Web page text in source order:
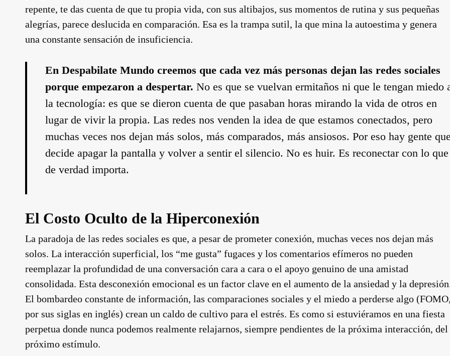
repente, te das cuenta de que tu propia vida, con sus altibajos, sus momentos de rutina y sus pequeñas
alegrías, parece deslucida en comparación. Esa es la trampa sutil, la que mina la autoestima y genera
una constante sensación de insuficiencia.
En Despabilate Mundo creemos que cada vez más personas dejan las redes sociales
porque empezaron a despertar. No es que se vuelvan ermitaños ni que le tengan miedo
la tecnología: es que se dieron cuenta de que pasaban horas mirando la vida de otros en
lugar de vivir la propia. Las redes nos venden la idea de que estamos conectados, pero
muchas veces nos dejan más solos, más comparados, más ansiosos. Por eso hay gente
decide apagar la pantalla y volver a sentir el silencio. No es huir. Es reconectar con lo que
de verdad importa.
El Costo Oculto de la Hiperconexión
La paradoja de las redes sociales es que, a pesar de prometer conexión, muchas veces nos dejan más
solos. La interacción superficial, los “me gusta” fugaces y los comentarios efímeros no pueden
reemplazar la profundidad de una conversación cara a cara o el apoyo genuino de una amistad
consolidada. Esta desconexión emocional es un factor clave en el aumento de la ansiedad y la
El bombardeo constante de información, las comparaciones sociales y el miedo a perderse algo
por sus siglas en inglés) crean un caldo de cultivo para el estrés. Es como si estuviéramos en una fiesta
perpetua donde nunca podemos realmente relajarnos, siempre pendientes de la próxima interacción, del
próximo estímulo.